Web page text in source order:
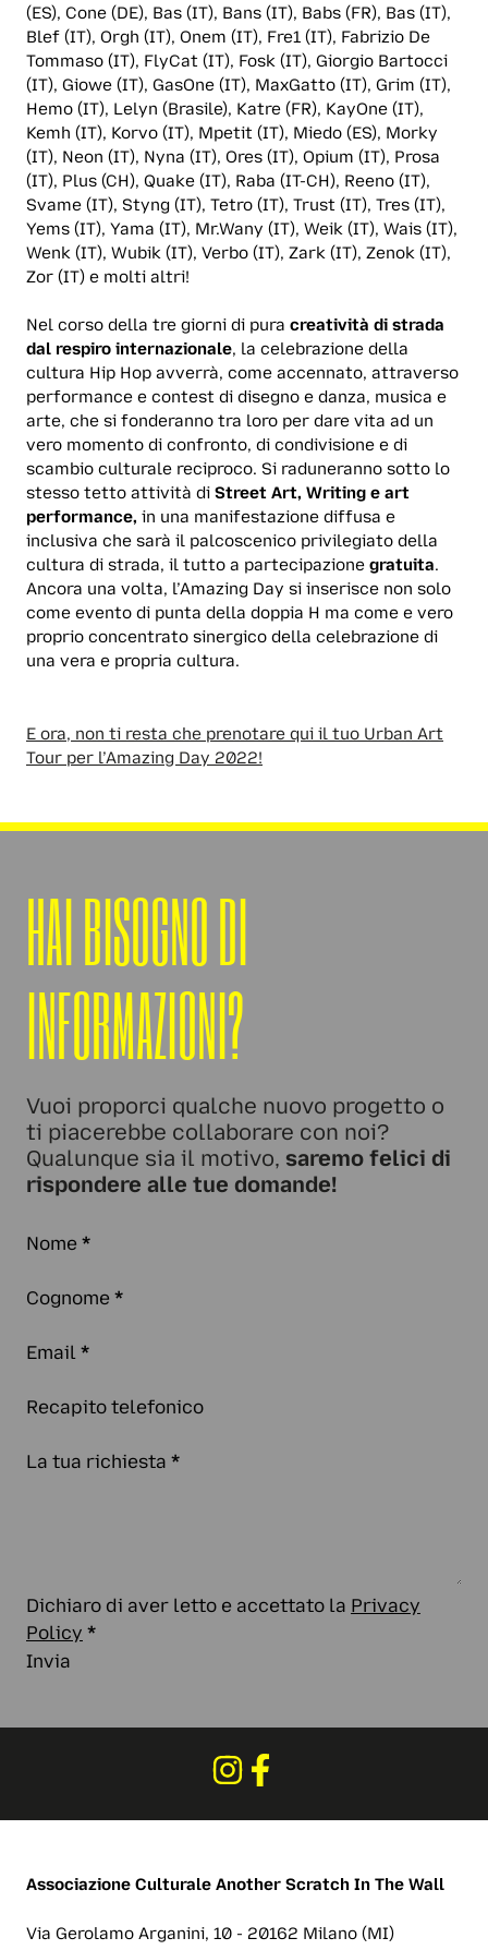
(ES), Cone (DE), Bas (IT), Bans (IT), Babs (FR), Bas (IT),
Blef (IT), Orgh (IT), Onem (IT), Fre1 (IT), Fabrizio De
Tommaso (IT), FlyCat (IT), Fosk (IT), Giorgio Bartocci
(IT), Giowe (IT), GasOne (IT), MaxGatto (IT), Grim (IT),
Hemo (IT), Lelyn (Brasile), Katre (FR), KayOne (IT),
Kemh (IT), Korvo (IT), Mpetit (IT), Miedo (ES), Morky
(IT), Neon (IT), Nyna (IT), Ores (IT), Opium (IT), Prosa
(IT), Plus (CH), Quake (IT), Raba (IT-CH), Reeno (IT),
Svame (IT), Styng (IT), Tetro (IT), Trust (IT), Tres (IT),
Yems (IT), Yama (IT), Mr.Wany (IT), Weik (IT), Wais (IT),
Wenk (IT), Wubik (IT), Verbo (IT), Zark (IT), Zenok (IT),
Zor (IT) e molti altri!
Nel corso della tre giorni di pura creatività di strada
dal respiro internazionale, la celebrazione della
cultura Hip Hop avverrà, come accennato, attraverso
performance e contest di disegno e danza, musica e
arte, che si fonderanno tra loro per dare vita ad un
vero momento di confronto, di condivisione e di
scambio culturale reciproco. Si raduneranno sotto lo
stesso tetto attività di Street Art, Writing e art
performance, in una manifestazione diffusa e
inclusiva che sarà il palcoscenico privilegiato della
cultura di strada, il tutto a partecipazione gratuita.
Ancora una volta, l’Amazing Day si inserisce non solo
come evento di punta della doppia H ma come e vero
proprio concentrato sinergico della celebrazione di
una vera e propria cultura.
E ora, non ti resta che prenotare qui il tuo Urban Art
Tour per l’Amazing Day 2022!
HAI BISOGNO DI
INFORMAZIONI?
Vuoi proporci qualche nuovo progetto o
ti piacerebbe collaborare con noi?
Qualunque sia il motivo, saremo felici di
rispondere alle tue domande!
Nome *
Cognome *
Email *
Recapito telefonico
La tua richiesta *
Dichiaro di aver letto e accettato la Privacy
Policy *
Invia
Associazione Culturale Another Scratch In The Wall
Via Gerolamo Arganini, 10 - 20162 Milano (MI)